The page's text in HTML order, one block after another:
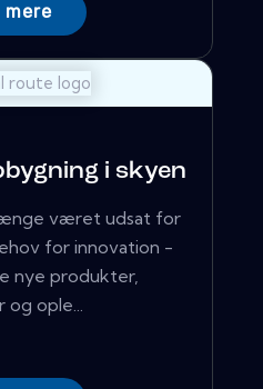
mere
i skyen
været udsat for
for innovation -
nye produkter,
og ople...